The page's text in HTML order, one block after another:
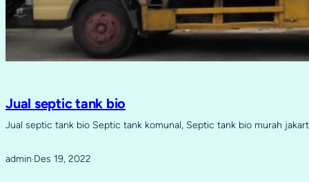
Jual septic tank bio
Jual septic tank bio Septic tank komunal, Septic tank bio murah
admin·Des 19, 2022